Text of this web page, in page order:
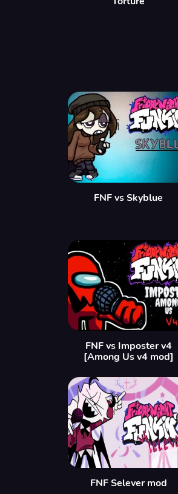
FNF vs Skyblue
FNF vs Imposter v4
[Among Us v4 mod]
FNF Selever mod